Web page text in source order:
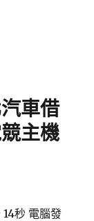
車借
主機
秒 電腦發